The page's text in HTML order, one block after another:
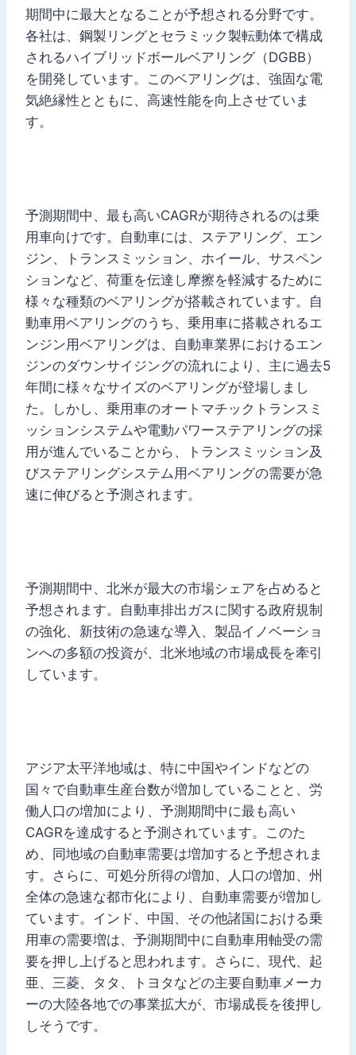
期間中に最大となることが予想される分野です。
各社は、鋼製リングとセラミック製転動体で構成
されるハイブリッドボールベアリング（DGBB）
を開発しています。このベアリングは、強固な電
気絶縁性とともに、高速性能を向上させていま
す。
予測期間中、最も高いCAGRが期待されるのは乗
用車向けです。自動車には、ステアリング、エン
ジン、トランスミッション、ホイール、サスペン
ションなど、荷重を伝達し摩擦を軽減するために
様々な種類のベアリングが搭載されています。自
動車用ベアリングのうち、乗用車に搭載されるエ
ンジン用ベアリングは、自動車業界におけるエン
ジンのダウンサイジングの流れにより、主に過去5
年間に様々なサイズのベアリングが登場しまし
た。しかし、乗用車のオートマチックトランスミ
ッションシステムや電動パワーステアリングの採
用が進んでいることから、トランスミッション及
びステアリングシステム用ベアリングの需要が急
速に伸びると予測されます。
予測期間中、北米が最大の市場シェアを占めると
予想されます。自動車排出ガスに関する政府規制
の強化、新技術の急速な導入、製品イノベーショ
ンへの多額の投資が、北米地域の市場成長を牽引
しています。
アジア太平洋地域は、特に中国やインドなどの
国々で自動車生産台数が増加していることと、労
働人口の増加により、予測期間中に最も高い
CAGRを達成すると予測されています。このた
め、同地域の自動車需要は増加すると予想されま
す。さらに、可処分所得の増加、人口の増加、州
全体の急速な都市化により、自動車需要が増加し
ています。インド、中国、その他諸国における乗
用車の需要増は、予測期間中に自動車用軸受の需
要を押し上げると思われます。さらに、現代、起
亜、三菱、タタ、トヨタなどの主要自動車メーカ
ーの大陸各地での事業拡大が、市場成長を後押し
しそうです。